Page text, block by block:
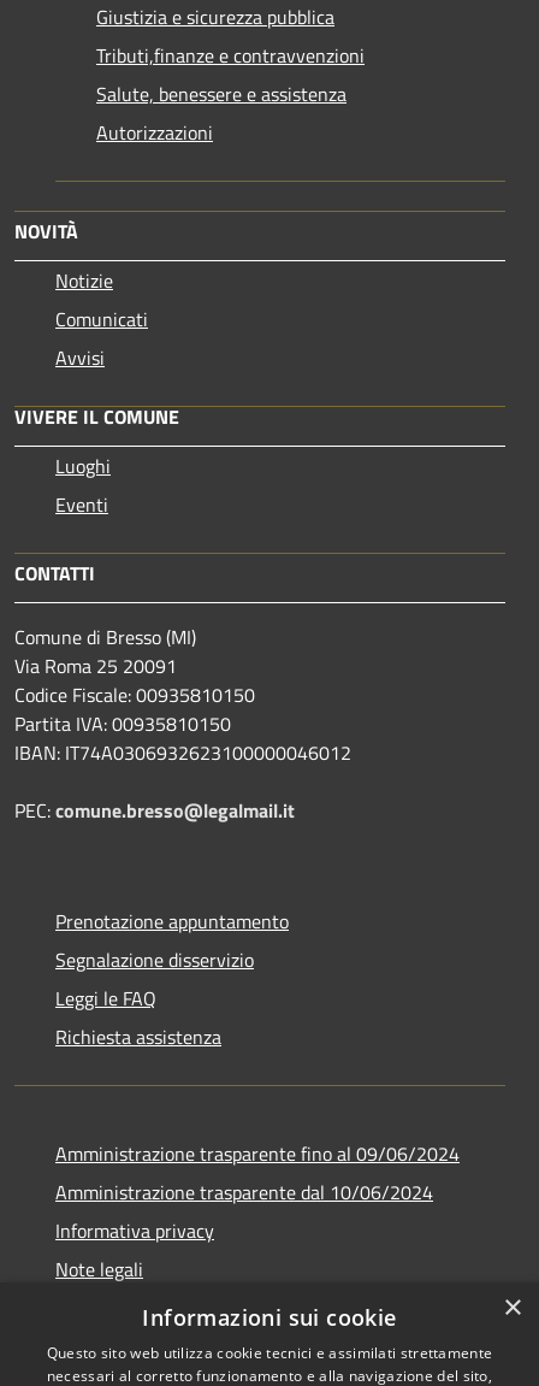
Giustizia e sicurezza pubblica
Tributi,finanze e contravvenzioni
Salute, benessere e assistenza
Autorizzazioni
NOVITÀ
Notizie
Comunicati
Avvisi
VIVERE IL COMUNE
Luoghi
Eventi
CONTATTI
Comune di Bresso (MI)
Via Roma 25 20091
Codice Fiscale: 00935810150
Partita IVA: 00935810150
IBAN: IT74A0306932623100000046012
PEC:comune.bresso@legalmail.it
Prenotazione appuntamento
Segnalazione disservizio
Leggi le FAQ
Richiesta assistenza
Amministrazione trasparente fino al 09/06/2024
Amministrazione trasparente dal 10/06/2024
Informativa privacy
Note legali
Dichiarazione di accessibilità
×
Informazioni sui cookie
Questo sito web utilizza cookie tecnici e assimilati strettamente
necessari al corretto funzionamento e alla navigazione del sito,